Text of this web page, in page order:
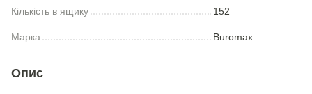
Кількість в ящику 152
Марка Buromax
Опис